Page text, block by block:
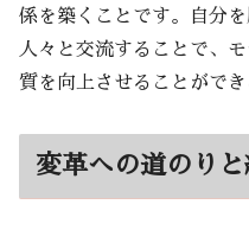
係を築くことです。自分
人々と交流することで、
質を向上させることができ
変革への道のり